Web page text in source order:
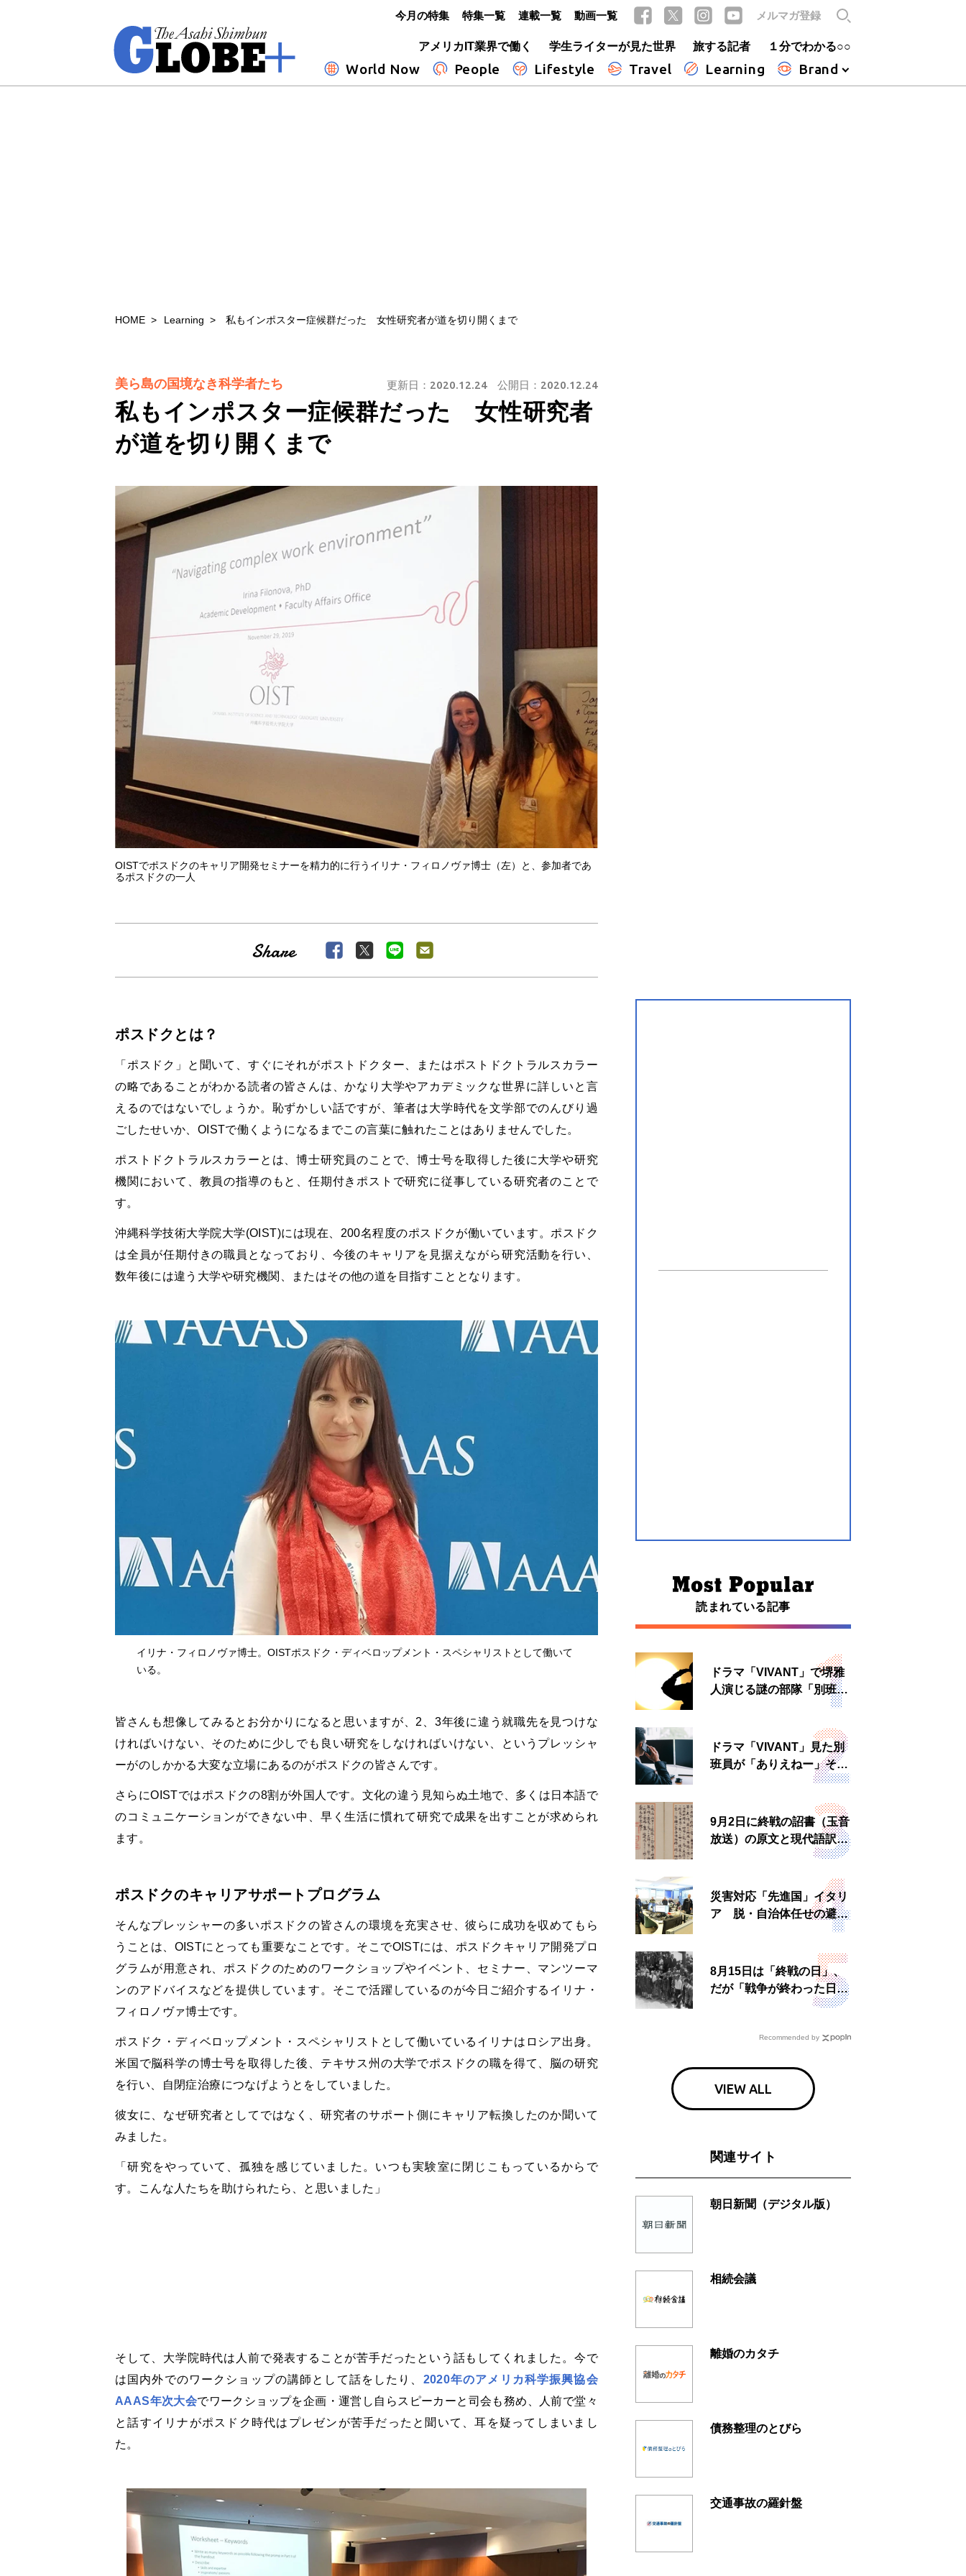
アメリカIT業界で働く
学生ライターが見た世界 旅する記者 １分でわかる○○
World Now People Lifestyle Travel Learning Brand
今月の特集 特集一覧 連載一覧 動画一覧 メルマガ登録
HOME Learning 私もインポスター症候群だった 女性研究者が道を切り開くまで
私もインポスター症候群だった 女性研究者
が道を切り開くまで
美ら島の国境なき科学者たち 更新日： 2020.12.24 公開日： 2020.12.24
OISTでポスドクのキャリア開発セミナーを精力的に行うイリナ・フィロノヴァ博士（左）と、参加者であ
るポスドクの一人
ポスドクとは？
「ポスドク」と聞いて、すぐにそれがポストドクター、またはポストドクトラルスカラー
の略であることがわかる読者の皆さんは、かなり大学やアカデミックな世界に詳しいと言
えるのではないでしょうか。恥ずかしい話ですが、筆者は大学時代を文学部でのんびり過
ごしたせいか、OISTで働くようになるまでこの言葉に触れたことはありませんでした。
ポストドクトラルスカラーとは、博士研究員のことで、博士号を取得した後に大学や研究
機関において、教員の指導のもと、任期付きポストで研究に従事している研究者のことで
す。
沖縄科学技術大学院大学(OIST)には現在、200名程度のポスドクが働いています。ポスドク
は全員が任期付きの職員となっており、今後のキャリアを見据えながら研究活動を行い、
数年後には違う大学や研究機関、またはその他の道を目指すこととなります。
イリナ・フィロノヴァ博士。OISTポスドク・ディベロップメント・スペシャリストとして働いて
いる。
皆さんも想像してみるとお分かりになると思いますが、2、3年後に違う就職先を見つけな
ければいけない、そのために少しでも良い研究をしなければいけない、というプレッシャ
ーがのしかかる大変な立場にあるのがポスドクの皆さんです。
さらにOISTではポスドクの8割が外国人です。文化の違う見知らぬ土地で、多くは日本語で
のコミュニケーションができない中、早く生活に慣れて研究で成果を出すことが求められ
ます。
ポスドクのキャリアサポートプログラム
そんなプレッシャーの多いポスドクの皆さんの環境を充実させ、彼らに成功を収めてもら
うことは、OISTにとっても重要なことです。そこでOISTには、ポスドクキャリア開発プロ
グラムが用意され、ポスドクのためのワークショップやイベント、セミナー、マンツーマ
ンのアドバイスなどを提供しています。そこで活躍しているのが今日ご紹介するイリナ・
フィロノヴァ博士です。
ポスドク・ディベロップメント・スペシャリストとして働いているイリナはロシア出身。
米国で脳科学の博士号を取得した後、テキサス州の大学でポスドクの職を得て、脳の研究
を行い、自閉症治療につなげようとをしていました。
彼女に、なぜ研究者としてではなく、研究者のサポート側にキャリア転換したのか聞いて
みました。
「研究をやっていて、孤独を感じていました。いつも実験室に閉じこもっているからで
す。こんな人たちを助けられたら、と思いました」
そして、大学院時代は人前で発表することが苦手だったという話もしてくれました。今で
は国内外でのワークショップの講師として話をしたり、 2020年のアメリカ科学振興協会
AAAS年次大会でワークショップを企画・運営し自らスピーカーと司会も務め、人前で堂々
と話すイリナがポスドク時代はプレゼンが苦手だったと聞いて、耳を疑ってしまいまし
た。
読まれている記事
ドラマ「VIVANT」で堺雅
人演じる謎の部隊「別班」
は実在する？内情知る人物
ドラマ「VIVANT」見た別
班員が「ありえねー」その
理由とは 非公然組織ゆえ
9月2日に終戦の詔書（玉音
放送）の原文と現代語訳を
読む もう一つの「終戦の
災害対応「先進国」イタリ
ア 脱・自治体任せの避難
所運営、被災者への温かい
8月15日は「終戦の日」、
だが「戦争が終わった日」
は国によって異なる？
Recommended by
VIEW ALL
関連サイト
朝日新聞（デジタル版）
相続会議
離婚のカタチ
債務整理のとびら
交通事故の羅針盤